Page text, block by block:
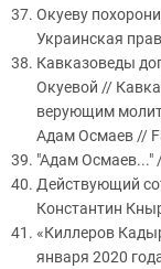
Окуеву
Украинская
Кавказоведы
Окуевой //
верующим
Адам Осмаев //
"Адам Осмаев..."
Действующий
Константин
«Киллеров
января 2020